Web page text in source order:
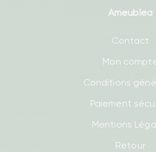
Ameublea
Contact
Mon
Conditions
Paiement
Mentions
Retour